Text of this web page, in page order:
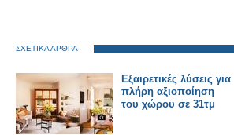
ΣΧΕΤΙΚΑ ΑΡΘΡΑ
Εξαιρετικές λύσεις για
πλήρη αξιοποίηση
του χώρου σε 31τμ